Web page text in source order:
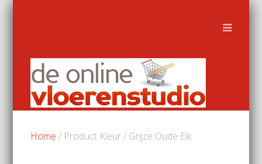
Home / Product Kleur / Grijze Oude Eik